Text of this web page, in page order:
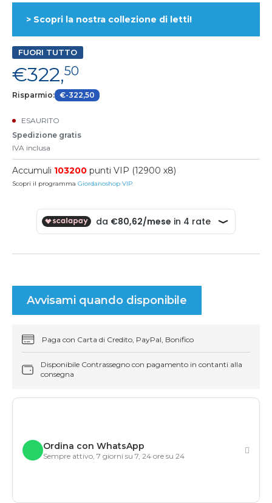
> Scopri la nostra collezione di letti!
FUORI TUTTO
€322,50
Risparmio: €-322,50
ESAURITO
Spedizione gratis
IVA inclusa
Accumuli 103200 punti VIP (12900 x8)
Scopri il programma Giordanoshop VIP
Avvisami quando disponibile
Paga con Carta di Credito, PayPal, Bonifico
Disponibile Contrassegno con pagamento in contanti alla
consegna
Ordina con WhatsApp
Sempre attivo, 7 giorni su 7, 24 ore su 24